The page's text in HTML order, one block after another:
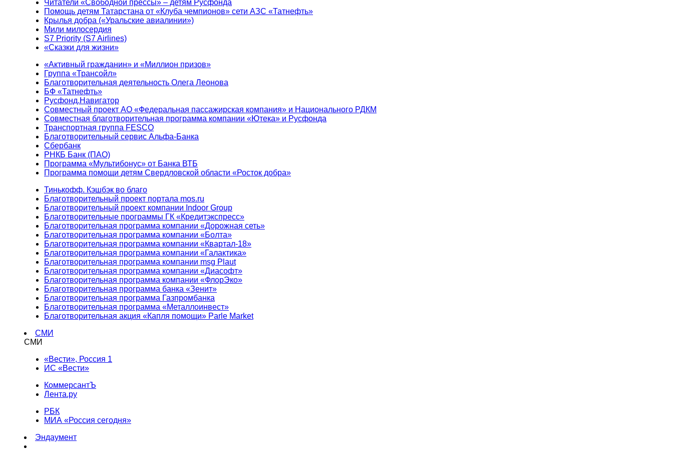
Читатели «Свободной прессы» – детям Русфонда
Помощь детям Татарстана от «Клуба чемпионов» сети АЗС «Татнефть»
Крылья добра («Уральские авиалинии»)
Мили милосердия
S7 Priority (S7 Airlines)
«Сказки для жизни»
«Активный гражданин» и «Миллион призов»
Группа «Трансойл»
Благотворительная деятельность Олега Леонова
БФ «Татнефть»
Русфонд.Навигатор
Совместный проект АО «Федеральная пассажирская компания» и Национального РДКМ
Совместная благотворительная программа компании «Ютека» и Русфонда
Транспортная группа FESCO
Благотворительный сервис Альфа-Банка
Сбербанк
РНКБ Банк (ПАО)
Программа «Мультибонус» от Банка ВТБ
Программа помощи детям Свердловской области «Росток добра»
Тинькофф. Кэшбэк во благо
Благотворительный проект портала mos.ru
Благотворительный проект компании Indoor Group
Благотворительные программы ГК «Кредитэкспресс»
Благотворительная программа компании «Дорожная сеть»
Благотворительная программа компании «Болта»
Благотворительная программа компании «Квартал-18»
Благотворительная программа компании «Галактика»
Благотворительная программа компании msg Plaut
Благотворительная программа компании «Диасофт»
Благотворительная программа компании «ФлорЭко»
Благотворительная программа банка «Зенит»
Благотворительная программа Газпромбанка
Благотворительная программа «Металлоинвест»
Благотворительная акция «Капля помощи» Parle Market
СМИ
СМИ
«Вести», Россия 1
ИС «Вести»
КоммерсантЪ
Лента.ру
РБК
МИА «Россия сегодня»
Эндаумент